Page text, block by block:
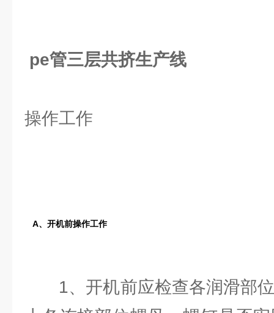
pe管三层共挤生产线
操作工作
A、开机前操作工作
1、开机前应检查各润滑部位